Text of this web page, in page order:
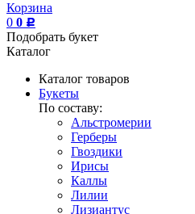
Корзина
0 0 Р
Подобрать букет
Каталог
Каталог товаров
Букеты
По составу:
Альстромерии
Герберы
Гвоздики
Ирисы
Каллы
Лилии
Лизиантус